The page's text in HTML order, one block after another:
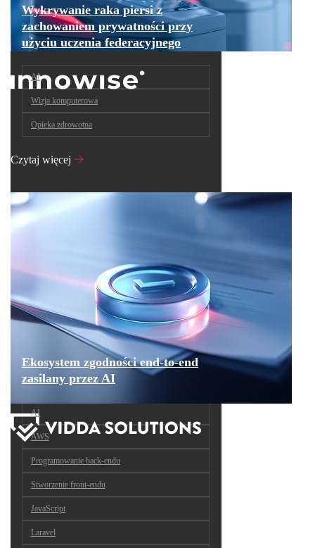
Wykrywanie raka piersi z
zachowaniem prywatności przy
użyciu uczenia federacyjnego
AI
Wizja komputerowa
Opieka zdrowotna
Czytaj więcej
Ekosystem zgodności end-to-end
zasilany przez AI
AI
AWS
Programowanie back-endu
Stworzenie front-endu
JavaScript
Laravel